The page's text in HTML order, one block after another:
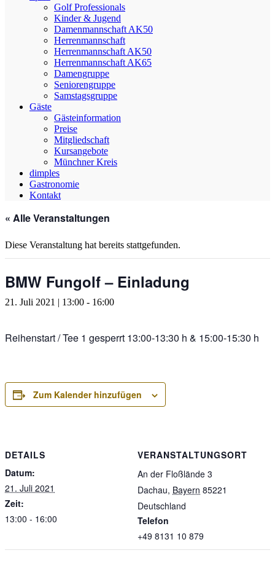
Golf Professionals
Kinder & Jugend
Damenmannschaft AK50
Herrenmannschaft
Herrenmannschaft AK50
Herrenmannschaft AK65
Damengruppe
Seniorengruppe
Samstagsgruppe
Gäste
Gästeinformation
Preise
Mitgliedschaft
Kursangebote
Münchner Kreis
dimples
Gastronomie
Kontakt
« Alle Veranstaltungen
Diese Veranstaltung hat bereits stattgefunden.
BMW Fungolf – Einladung
21. Juli 2021 | 13:00 - 16:00
Reihenstart / Tee 1 gesperrt 13:00-13:30 h & 15:00-15:30 h
Zum Kalender hinzufügen
DETAILS
Datum:
21. Juli 2021
Zeit:
13:00 - 16:00
VERANSTALTUNGSORT
An der Floßlände 3
Dachau, Bayern 85221
Deutschland
Telefon
+49 8131 10 879